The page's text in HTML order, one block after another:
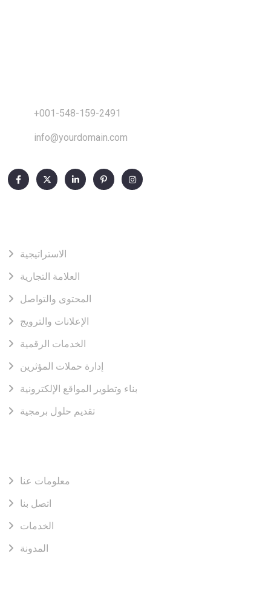
+001-548-159-2491
info@yourdomain.com
الاستراتيجية
العلامة التجارية
المحتوى والتواصل
الإعلانات والترويج
الخدمات الرقمية
إدارة حملات المؤثرين
بناء وتطوير المواقع الإلكترونية
تقديم حلول برمجية
معلومات عنا
اتصل بنا
الخدمات
المدونة